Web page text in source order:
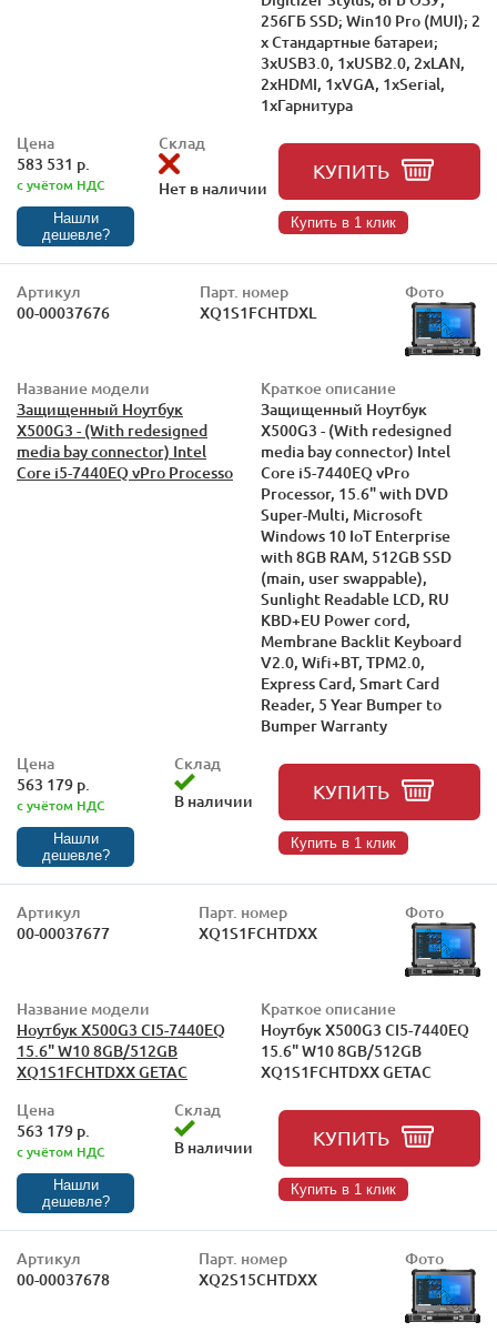
256ГБ SSD; Win10 Pro (MUI); 2
x Стандартные батареи;
3xUSB3.0, 1xUSB2.0, 2xLAN,
2xHDMI, 1xVGA, 1xSerial,
1xГарнитура
Цена
583 531 р.
с учётом НДС
Нашли
дешевле?
Склад
Нет в наличии
КУПИТЬ
Купить в 1 клик
Артикул
00-00037676
Парт. номер
XQ1S1FCHTDXL
Фото
Название модели
Защищенный Ноутбук
X500G3 - (With redesigned
media bay connector) Intel
Core i5-7440EQ vPro Processo
Краткое описание
Защищенный Ноутбук
X500G3 - (With redesigned
media bay connector) Intel
Core i5-7440EQ vPro
Processor, 15.6" with DVD
Super-Multi, Microsoft
Windows 10 IoT Enterprise
with 8GB RAM, 512GB SSD
(main, user swappable),
Sunlight Readable LCD, RU
KBD+EU Power cord,
Membrane Backlit Keyboard
V2.0, Wifi+BT, TPM2.0,
Express Card, Smart Card
Reader, 5 Year Bumper to
Bumper Warranty
Цена
563 179 р.
с учётом НДС
Нашли
дешевле?
Склад
В наличии
КУПИТЬ
Купить в 1 клик
Артикул
00-00037677
Парт. номер
XQ1S1FCHTDXX
Фото
Название модели
Ноутбук X500G3 CI5-7440EQ
15.6" W10 8GB/512GB
XQ1S1FCHTDXX GETAC
Краткое описание
Ноутбук X500G3 CI5-7440EQ
15.6" W10 8GB/512GB
XQ1S1FCHTDXX GETAC
Цена
563 179 р.
с учётом НДС
Нашли
дешевле?
Склад
В наличии
КУПИТЬ
Купить в 1 клик
Артикул
00-00037678
Парт. номер
XQ2S15CHTDXX
Фото